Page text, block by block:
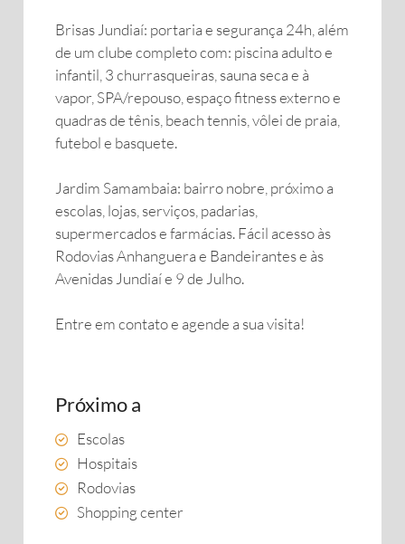
Brisas Jundiaí: portaria e segurança 24h, além
de um clube completo com: piscina adulto e
infantil, 3 churrasqueiras, sauna seca e à
vapor, SPA/repouso, espaço fitness externo e
quadras de tênis, beach tennis, vôlei de praia,
futebol e basquete.
Jardim Samambaia: bairro nobre, próximo a
escolas, lojas, serviços, padarias,
supermercados e farmácias. Fácil acesso às
Rodovias Anhanguera e Bandeirantes e às
Avenidas Jundiaí e 9 de Julho.
Entre em contato e agende a sua visita!
Próximo a
Escolas
Hospitais
Rodovias
Shopping center